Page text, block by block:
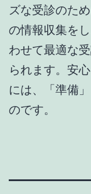
ズな受診のた
の情報収集を
わせて最適な
られます。安
には、「準備
のです。